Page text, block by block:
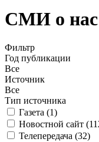
СМИ о нас
Фильтр
Год публикации
Все
Источник
Все
Тип источника
Газета (1)
Новостной сайт (
Телепередача (32)